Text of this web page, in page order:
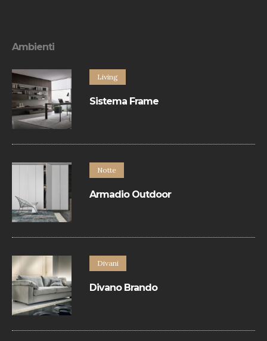
Ambienti
Living
Sistema Frame
accostamento di un’ampia varietà di
Notte
Armadio Outdoor
Divani
Divano Brando